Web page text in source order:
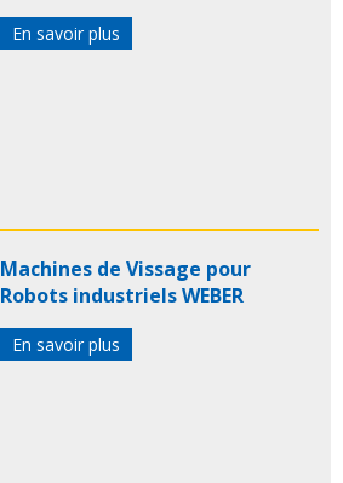
En savoir plus
Machines de Vissage pour
Robots industriels WEBER
En savoir plus